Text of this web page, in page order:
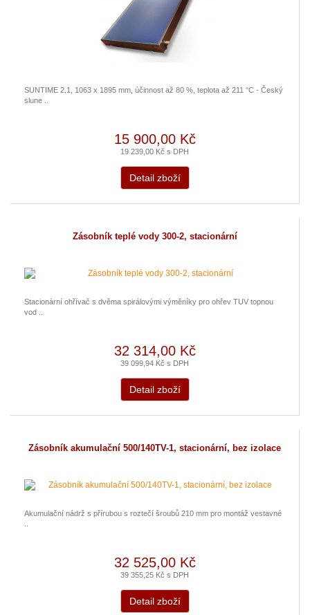
SUNTIME 2.1, 1063 x 1895 mm, účinnost až 80 %, teplota až 211 °C - Český
slune ..
15 900,00 Kč
19 239,00 Kč s DPH
Detail zboží
Zásobník teplé vody 300-2, stacionární
Stacionární ohřívač s dvěma spirálovými výměníky pro ohřev TUV topnou
vod ..
32 314,00 Kč
39 099,94 Kč s DPH
Detail zboží
Zásobník akumulační 500/140TV-1, stacionární, bez izolace
Akumulační nádrž s přírubou s roztečí šroubů 210 mm pro montáž vestavné
32 525,00 Kč
39 355,25 Kč s DPH
Detail zboží